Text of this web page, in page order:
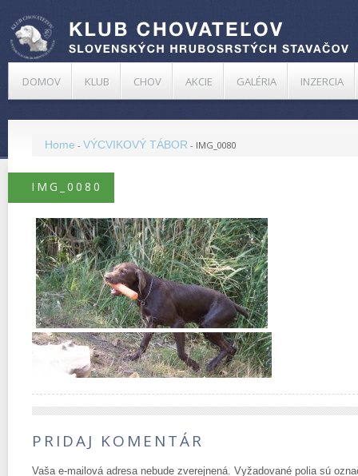
DOMOV KLUB CHOV AKCIE GALÉRIA INZERCIA
Home - VÝCVIKOVÝ TÁBOR - IMG_0080
IMG_0080
PRIDAJ KOMENTÁR
Vaša e-mailová adresa nebude zverejnená. Vyžadované polia sú